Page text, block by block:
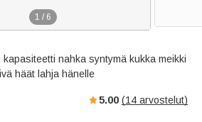
1 / 6
nahka syntymä kukka meikki
häät lahja hänelle
5.00 (14 arvostelut)